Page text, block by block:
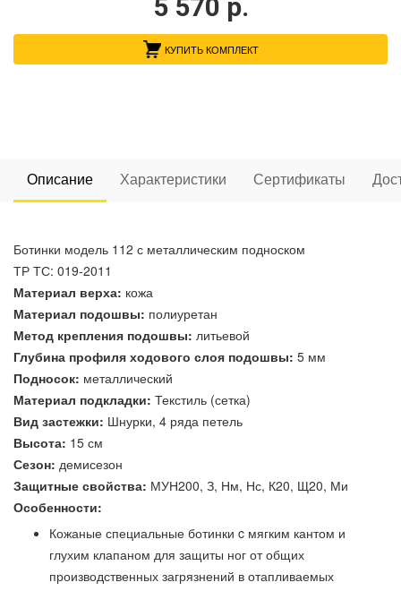
5 570 р.
КУПИТЬ КОМПЛЕКТ
Описание Характеристики Сертификаты
Ботинки модель 112 с металлическим подноском
ТР ТС: 019-2011
Материал верха: кожа
Материал подошвы: полиуретан
Метод крепления подошвы: литьевой
Глубина профиля ходового слоя подошвы: 5 мм
Подносок: металлический
Материал подкладки: Текстиль (сетка)
Вид застежки: Шнурки, 4 ряда петель
Высота: 15 см
Сезон: демисезон
Защитные свойства: МУН200, З, Нм, Нс, К20, Щ20, Ми
Особенности:
Кожаные специальные ботинки c мягким кантом и
глухим клапаном для защиты ног от общих
производственных загрязнений в отапливаемых